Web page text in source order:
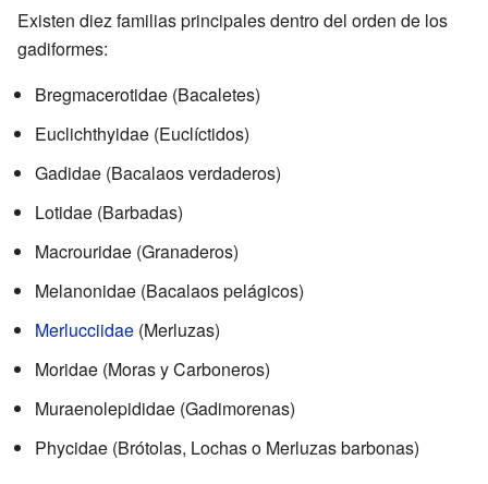
Existen diez familias principales dentro del orden de los
gadiformes:
Bregmacerotidae (Bacaletes)
Euclichthyidae (Euclíctidos)
Gadidae (Bacalaos verdaderos)
Lotidae (Barbadas)
Macrouridae (Granaderos)
Melanonidae (Bacalaos pelágicos)
Merlucciidae (Merluzas)
Moridae (Moras y Carboneros)
Muraenolepididae (Gadimorenas)
Phycidae (Brótolas, Lochas o Merluzas barbonas)